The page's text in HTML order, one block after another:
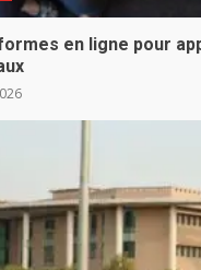
en ligne pour